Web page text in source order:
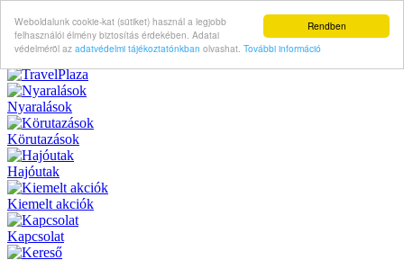
Rendben
Weboldalunk cookie-kat (sütiket) használ a legjobb
felhasználói élmény biztosítás érdekében. Adatai
védelméröl az adatvédelmi tájékoztatónkban olvashat. További információ
Nyaralások
Körutazások
Hajóutak
Kiemelt akciók
Kapcsolat